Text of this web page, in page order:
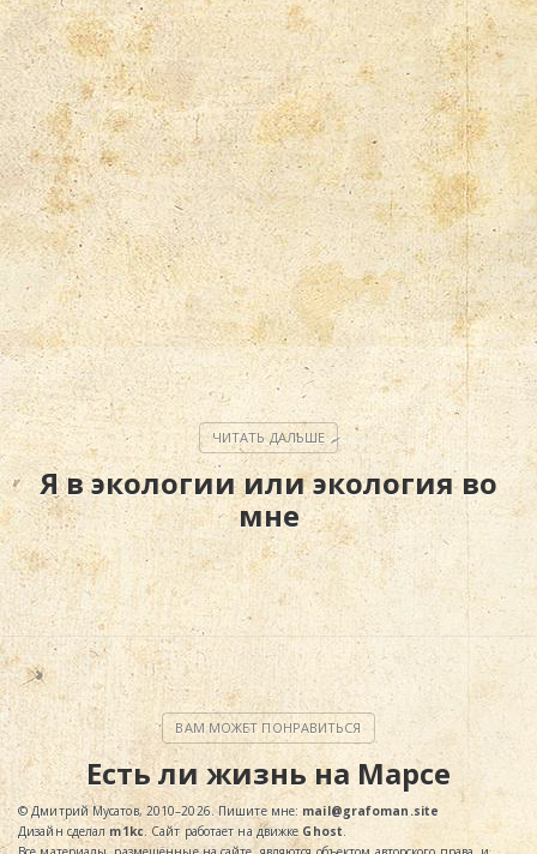
Я в экологии или экология во
мне
Есть ли жизнь на Марсе
© Дмитрий Мусатов, 2010–2026. Пишите мне: mail@grafoman.site
Дизайн сделал m1kc. Сайт работает на движкеGhost.